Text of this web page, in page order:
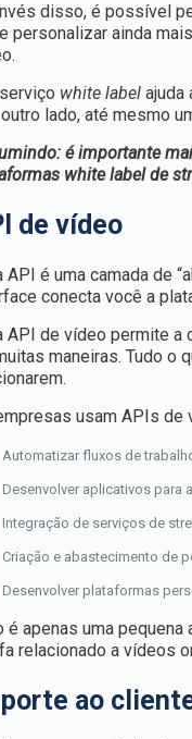
disso, é possível
personalizar ainda
white label ajuda
lado, até mesmo
é importante
white label de
de vídeo
API é uma camada de
conecta você a
API de vídeo permite
maneiras. Tudo o
usam APIs de
Automatizar fluxos de
Desenvolver aplicativos para
Integração de serviços de
Criação e abastecimento de
Desenvolver plataformas
é apenas uma
relacionado a vídeos
ao